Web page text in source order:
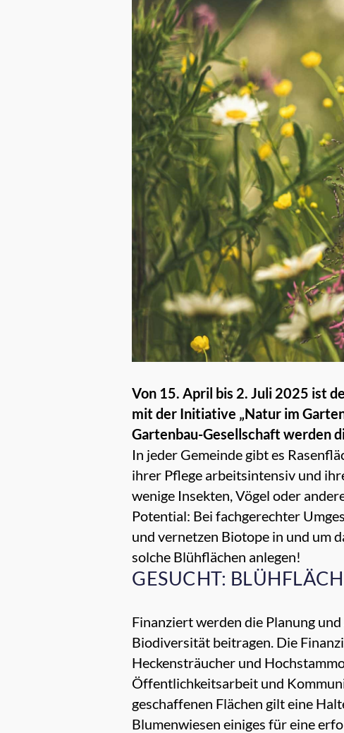
Von 15. April bis 2. Juli 2025 ist
mit der Initiative „Natur im
Gartenbau-Gesellschaft werden
In jeder Gemeinde gibt es
ihrer Pflege arbeitsintensiv und
wenige Insekten, Vögel oder
Potential: Bei fachgerechter
und vernetzen Biotope in und um
solche Blühflächen anlegen!
GESUCHT:
Finanziert werden die Planung
Biodiversität beitragen. Die
Heckensträucher und
Öffentlichkeitsarbeit und
geschaffenen Flächen gilt eine
Blumenwiesen einiges für eine